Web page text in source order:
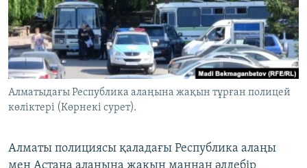
ЖАЗЫЛЫҢЫЗ
Басқа тілдерде
Алматыдағы Республика алаңына жақын тұрған полицей
көліктері (Көрнекі сурет).
Алматы полициясы қаладағы Республика алаңы